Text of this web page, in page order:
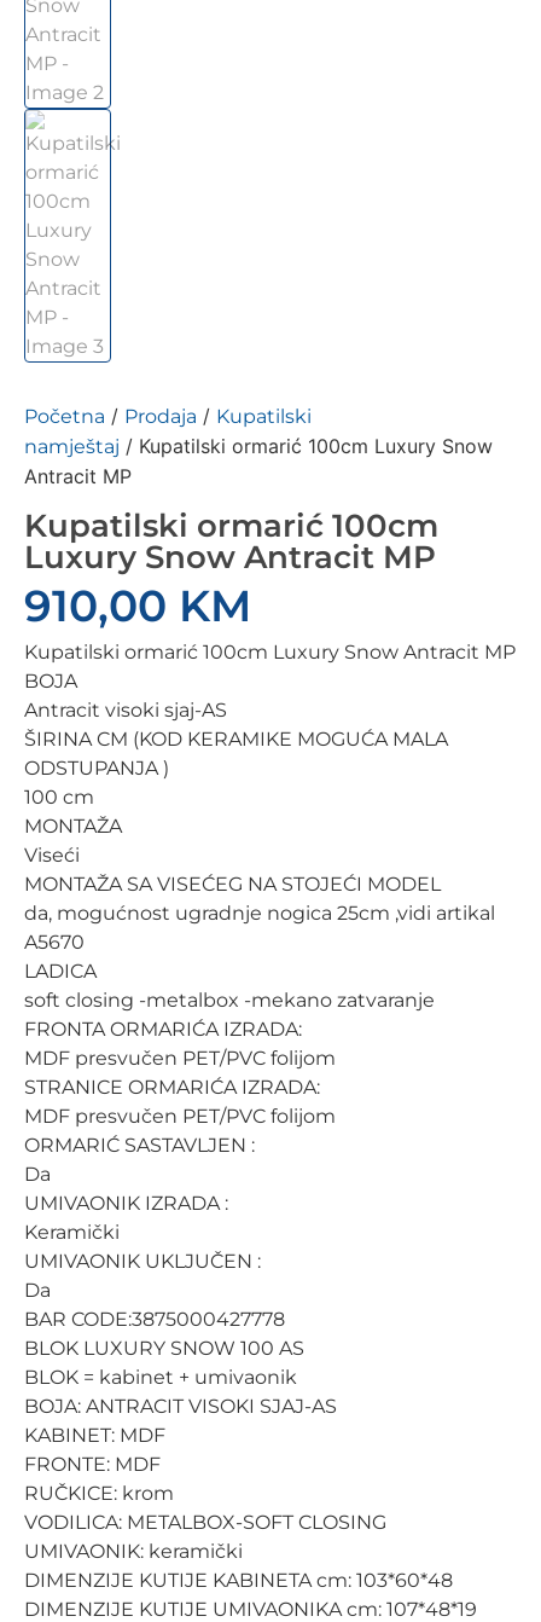
Početna / Prodaja / Kupatilski
namještaj / Kupatilski ormarić 100cm Luxury Snow
Antracit MP
Kupatilski ormarić 100cm
Luxury Snow Antracit MP
910,00 KM
Kupatilski ormarić 100cm Luxury Snow Antracit MP
BOJA
Antracit visoki sjaj-AS
ŠIRINA CM (KOD KERAMIKE MOGUĆA MALA
ODSTUPANJA )
100 cm
MONTAŽA
Viseći
MONTAŽA SA VISEĆEG NA STOJEĆI MODEL
da, mogućnost ugradnje nogica 25cm ,vidi artikal
A5670
LADICA
soft closing -metalbox -mekano zatvaranje
FRONTA ORMARIĆA IZRADA:
MDF presvučen PET/PVC folijom
STRANICE ORMARIĆA IZRADA:
MDF presvučen PET/PVC folijom
ORMARIĆ SASTAVLJEN :
Da
UMIVAONIK IZRADA :
Keramički
UMIVAONIK UKLJUČEN :
Da
BAR CODE:3875000427778
BLOK LUXURY SNOW 100 AS
BLOK = kabinet + umivaonik
BOJA: ANTRACIT VISOKI SJAJ-AS
KABINET: MDF
FRONTE: MDF
RUČKICE: krom
VODILICA: METALBOX-SOFT CLOSING
UMIVAONIK: keramički
DIMENZIJE KUTIJE KABINETA cm: 103*60*48
DIMENZIJE KUTIJE UMIVAONIKA cm: 107*48*19